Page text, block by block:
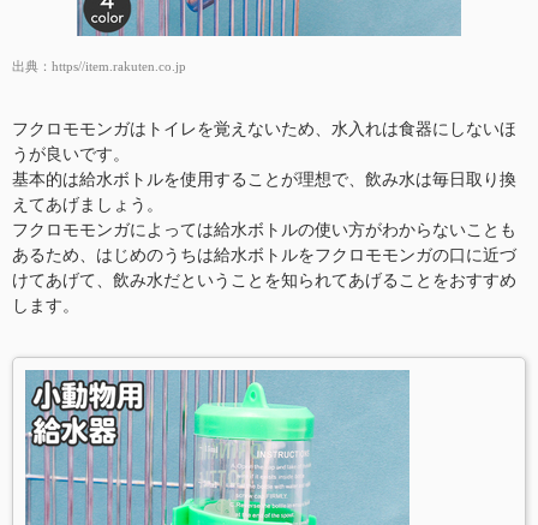
出典： https//item.rakuten.co.jp
フクロモモンガはトイレを覚えないため、水入れは食器にしないほ
うが良いです。
基本的は給水ボトルを使用することが理想で、飲み水は毎日取り換
えてあげましょう。
フクロモモンガによっては給水ボトルの使い方がわからないことも
あるため、はじめのうちは給水ボトルをフクロモモンガの口に近づ
けてあげて、飲み水だということを知られてあげることをおすすめ
します。